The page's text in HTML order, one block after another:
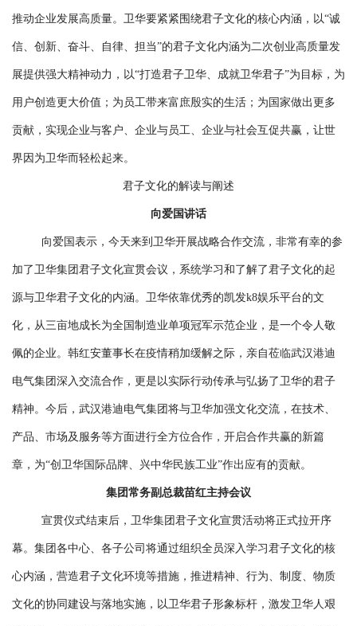
推动企业发展高质量。卫华要紧紧围绕君子文化的核心内涵，以“诚
信、创新、奋斗、自律、担当”的君子文化内涵为二次创业高质量发
展提供强大精神动力，以“打造君子卫华、成就卫华君子”为目标，为
用户创造更大价值；为员工带来富庶殷实的生活；为国家做出更多
贡献，实现企业与客户、企业与员工、企业与社会互促共赢，让世
界因为卫华而轻松起来。
君子文化的解读与阐述
向爱国讲话
向爱国表示，今天来到卫华开展战略合作交流，非常有幸的参
加了卫华集团君子文化宣贯会议，系统学习和了解了君子文化的起
源与卫华君子文化的内涵。卫华依靠优秀的凯发k8娱乐平台的文
化，从三亩地成长为全国制造业单项冠军示范企业，是一个令人敬
佩的企业。韩红安董事长在疫情稍加缓解之际，亲自莅临武汉港迪
电气集团深入交流合作，更是以实际行动传承与弘扬了卫华的君子
精神。今后，武汉港迪电气集团将与卫华加强文化交流，在技术、
产品、市场及服务等方面进行全方位合作，开启合作共赢的新篇
章，为“创卫华国际品牌、兴中华民族工业”作出应有的贡献。
集团常务副总裁苗红主持会议
宣贯仪式结束后，卫华集团君子文化宣贯活动将正式拉开序
幕。集团各中心、各子公司将通过组织全员深入学习君子文化的核
心内涵，营造君子文化环境等措施，推进精神、行为、制度、物质
文化的协同建设与落地实施，以卫华君子形象标杆，激发卫华人艰